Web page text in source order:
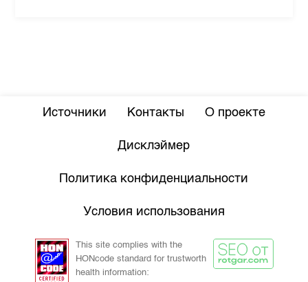
Источники Контакты О проекте
Дисклэймер
Политика конфиденциальности
Условия использования
This site complies with the
HONcode standard for trustworth
health information: